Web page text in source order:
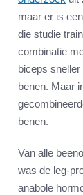
maar er is
die studie
combinatie
biceps
benen. Maar
benen.
Van alle
was de leg-
anabole